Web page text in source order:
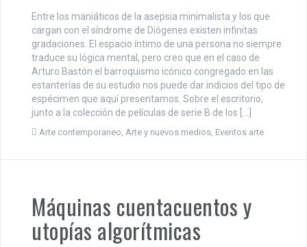
Entre los maniáticos de la asepsia minimalista y los que
cargan con el síndrome de Diógenes existen infinitas
gradaciones. El espacio íntimo de una persona no siempre
traduce su lógica mental, pero creo que en el caso de
Arturo Bastón el barroquismo icónico congregado en las
estanterías de su estudio nos puede dar indicios del tipo de
espécimen que aquí presentamos. Sobre el escritorio,
junto a la colección de películas de serie B de los […]
Arte contemporaneo Arte y nuevos medios Eventos arte
Máquinas cuentacuentos y
utopías algorítmicas